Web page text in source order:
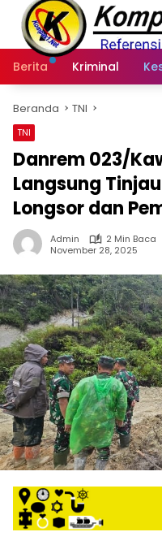
Langsung
konten
Berita
Kriminal
Beranda TNI
TNI
Danrem 023/
Langsung
Longsor dan
Admin
2 Min Baca
November 28, 2025